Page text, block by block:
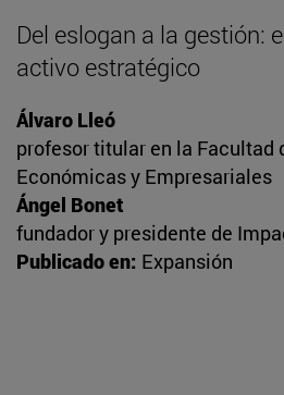
Del eslogan a la gestión:
activo estratégico
Álvaro Lleó
profesor titular en la Facultad
Económicas y Empresariales
Ángel Bonet
fundador y presidente de
Publicado en: Expansión